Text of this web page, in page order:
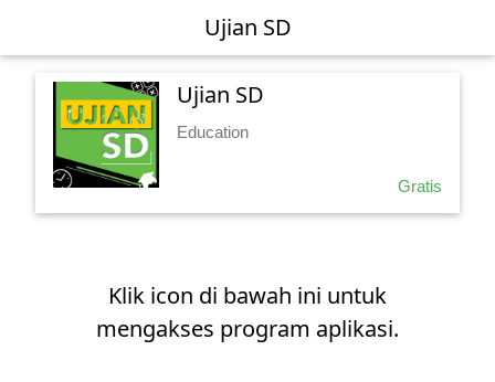
Ujian SD
Ujian SD
Education
Gratis
Klik icon di bawah ini untuk
mengakses program aplikasi.